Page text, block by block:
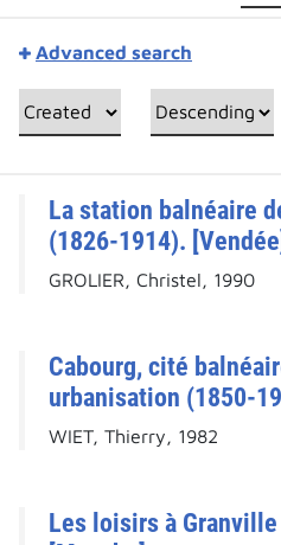
Advanced search
La station balnéaire
(1826-1914).
GROLIER, Christel, 1990
Cabourg, cité
urbanisation (1850-
WIET, Thierry, 1982
Les loisirs à